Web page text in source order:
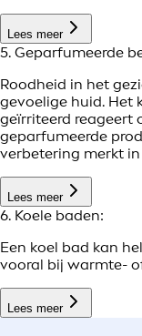
Lees meer
5. Geparfumeerde
Roodheid in het
gevoelige huid. Het
geïrriteerd reageert
geparfumeerde
verbetering merkt
Lees meer
6. Koele baden:
Een koel bad kan
vooral bij warmte-
Lees meer